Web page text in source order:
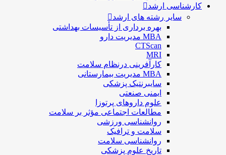
کارشناسی ارشد
سایر رشته های ارشد
بهره برداری از تأسیسات بهداشتی
MBA مدیریت دارو
CTScan
MRI
کارآفرینی درنظام سلامت
MBA مدیریت بیمارستانی
سایبرنتیک پزشکی
ایمنی صنعتی
علوم داروهای پرتوزا
مطالعات اجتماعی مؤثر بر سلامت
روانشناسی ورزشی
سلامت و ترافیک
روانشناسی سلامت
تاریخ علوم پزشکی